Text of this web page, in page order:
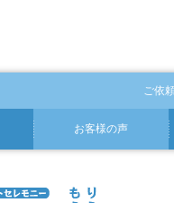
ご依
お客様の声